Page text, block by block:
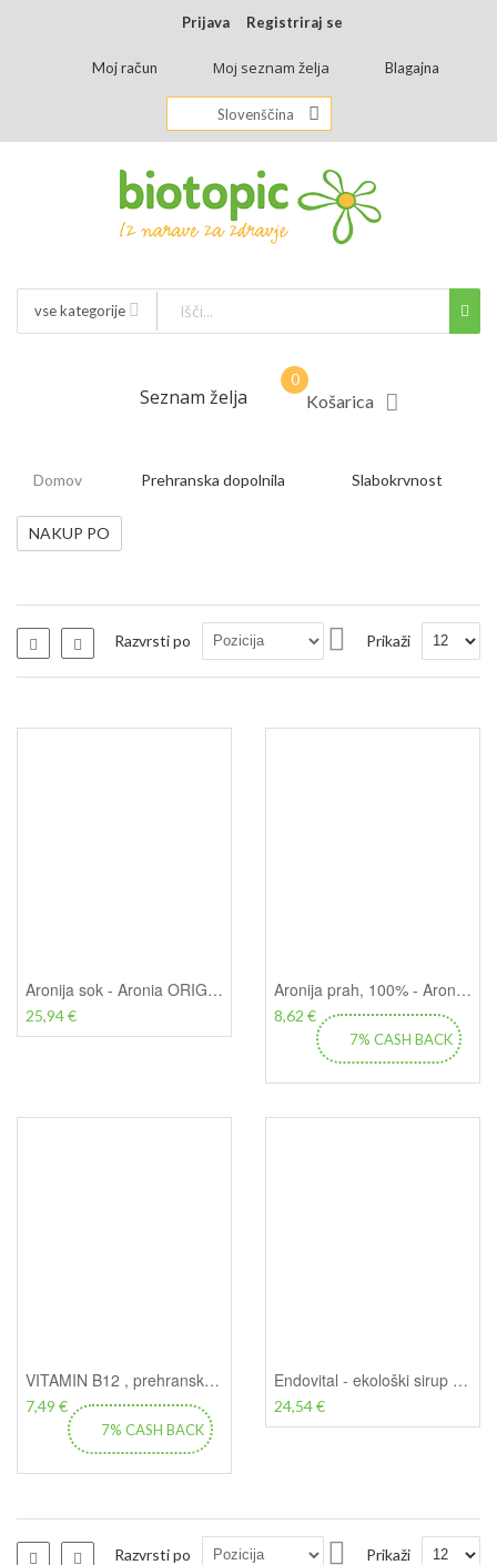
Prijava Registriraj se
Moj račun Moj seznam želja Blagajna
Slovenščina
vse kategorije
Seznam želja Košarica
Domov Prehranska dopolnila Slabokrvnost
Seznam SeznamRazvrsti po
Nastavi
smer
Prikaži
Aronija sok - Aronia ORIGINAL, 3 l
25,94 €
Aronija prah, 100% - Aronia ORIGINAL, 100 g
8,62 €
7% CASH BACK
VITAMIN B12 , prehransko dopolnilo - Sanct Bernhard, (240 tablet) = 51 g
7,49 €
7% CASH BACK
Endovital - ekološki sirup rdeče pese - ENDOVITAL, 250ml
24,54 €
Seznam SeznamRazvrsti po
Nastavi
Prikaži
NAKUP PO